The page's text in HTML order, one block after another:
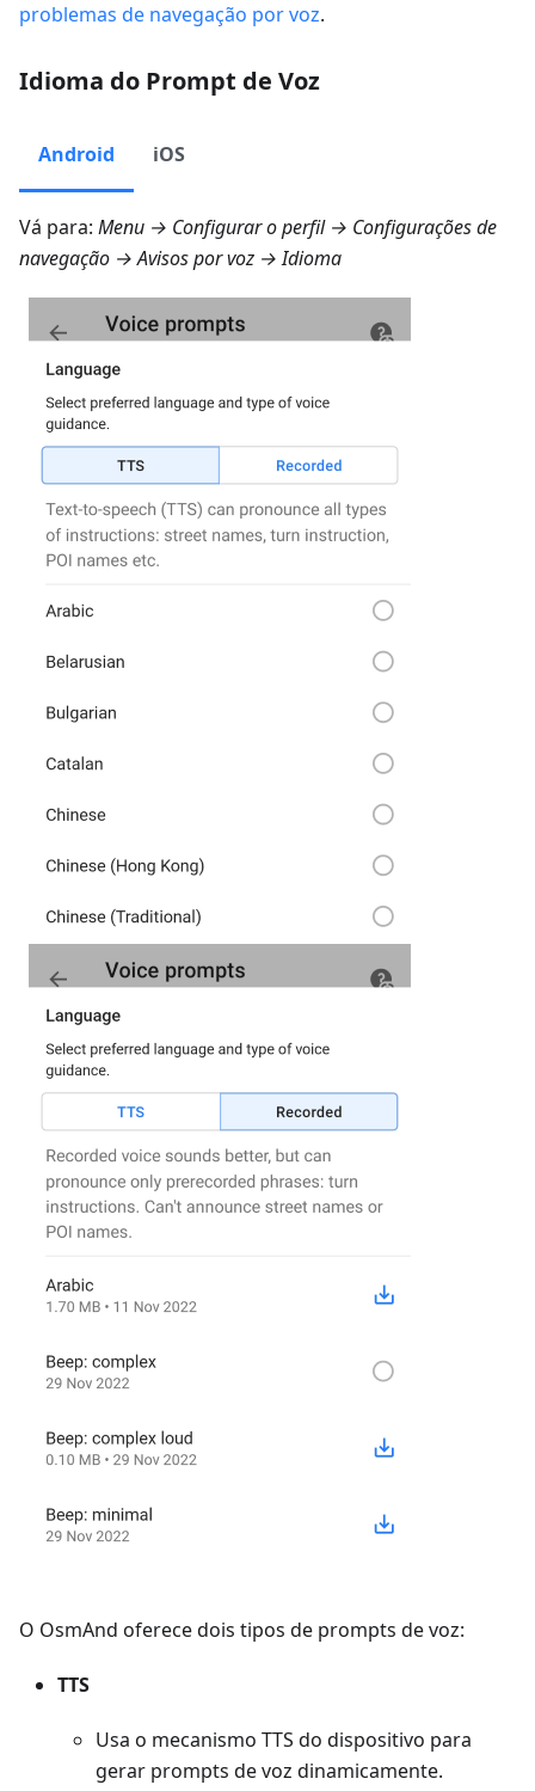
problemas de navegação por voz.
Idioma do Prompt de Voz
Android iOS
Vá para: Menu → Configurar o perfil → Configurações de
navegação → Avisos por voz → Idioma
O OsmAnd oferece dois tipos de prompts de voz:
TTS
Usa o mecanismo TTS do dispositivo para
gerar prompts de voz dinamicamente.